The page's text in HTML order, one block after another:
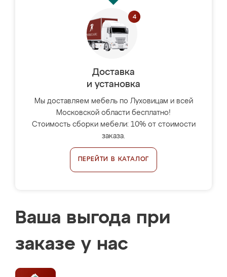
Доставка
и установка
Мы доставляем мебель по Луховицам и всей
Московской области бесплатно!
Стоимость сборки мебели: 10% от стоимости
заказа.
ПЕРЕЙТИ В КАТАЛОГ
Ваша выгода при
заказе у нас